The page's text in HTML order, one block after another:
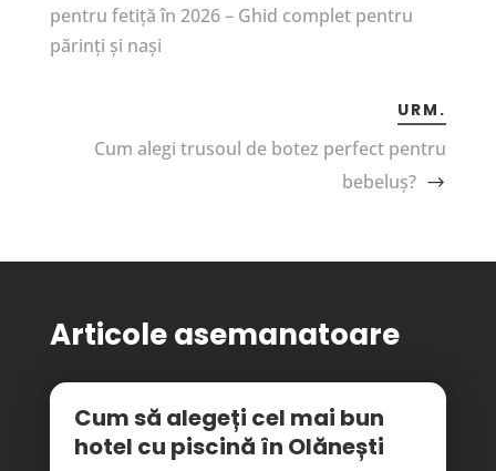
pentru fetiță în 2026 – Ghid complet pentru
părinți și nași
URM.
Cum alegi trusoul de botez perfect pentru
bebeluș?
Articole asemanatoare
Cum să alegeți cel mai bun
hotel cu piscină în Olănești